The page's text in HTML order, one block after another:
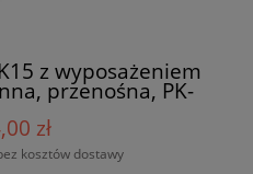
z wyposażeniem
przenośna, PK-
zł
kosztów dostawy